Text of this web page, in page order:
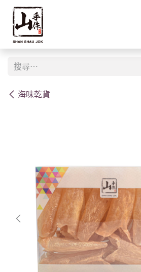
跳至內容
海味乾貨